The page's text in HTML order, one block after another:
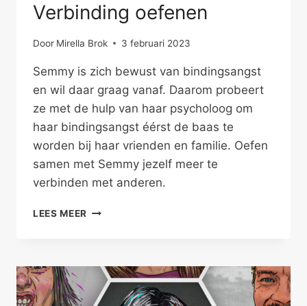
Verbinding oefenen
Door Mirella Brok 3 februari 2023
Semmy is zich bewust van bindingsangst
en wil daar graag vanaf. Daarom probeert
ze met de hulp van haar psycholoog om
haar bindingsangst éérst de baas te
worden bij haar vrienden en familie. Oefen
samen met Semmy jezelf meer te
verbinden met anderen.
LEES MEER VERBINDING